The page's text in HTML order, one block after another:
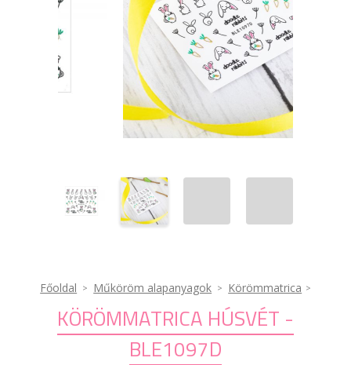
Főoldal Műköröm alapanyagok Körömmatrica
KÖRÖMMATRICA HÚSVÉT -
BLE1097D